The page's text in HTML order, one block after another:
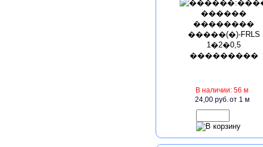
В наличии: 56 м
24,00 руб.от 1 м